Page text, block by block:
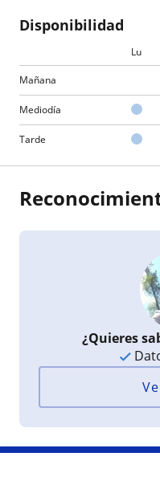
Disponibilidad
Lu
Mañana
Mediodía
Tarde
¿Quieres